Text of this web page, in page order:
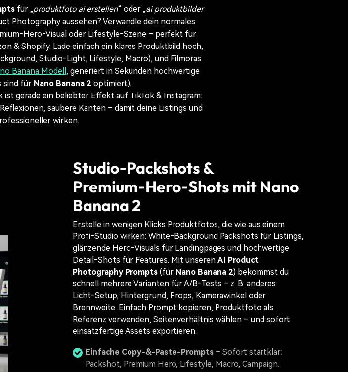
für „produktfoto ai erstellen“ oder „ai produktbilder
Photography aussehen? Verwandle dein normales
oder Lifestyle‑Szene – perfekt für
& Shopify. Lade einfach ein klares Produktbild hoch,
Studio‑Light, Lifestyle, Macro), und Filmoras
Banana Modell , generiert in Sekunden hochwertige
sind für Nano Banana 2 optimiert).
ist gerade ein beliebter Effekt auf TikTok & Instagram:
saubere Kanten – damit deine Listings und
wirken.
Studio‑Packshots &
Premium‑Hero‑Shots mit Nano
Banana 2
Erstelle in wenigen Klicks Produktfotos, die wie aus einem
Profi‑Studio wirken: White‑Background Packshots für Listings,
glänzende Hero‑Visuals für Landingpages und hochwertige
Detail‑Shots für Features. Mit unseren AI Product
Photography Prompts (für Nano Banana 2) bekommst du
schnell mehrere Varianten für A/B‑Tests – z. B. anderes
Licht‑Setup, Hintergrund, Props, Kamerawinkel oder
Brennweite. Einfach Prompt kopieren, Produktfoto als
Referenz verwenden, Seitenverhältnis wählen – und sofort
einsatzfertige Assets exportieren.
Einfache Copy-&-Paste-Prompts – Sofort startklar:
Packshot, Premium Hero, Lifestyle, Macro, Campaign.